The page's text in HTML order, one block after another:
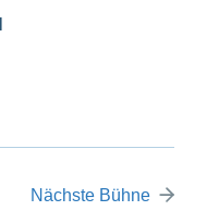
Nächste Bühne